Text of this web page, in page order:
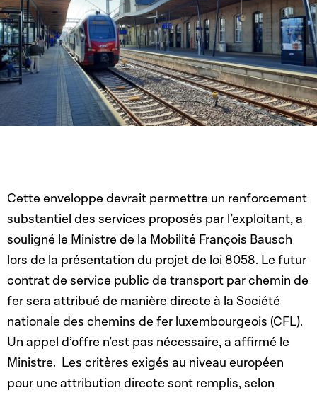
Cette enveloppe devrait permettre un renforcement
substantiel des services proposés par l’exploitant, a
souligné le Ministre de la Mobilité François Bausch
lors de la présentation du projet de loi 8058. Le futur
contrat de service public de transport par chemin de
fer sera attribué de manière directe à la Société
nationale des chemins de fer luxembourgeois (CFL).
Un appel d’offre n’est pas nécessaire, a affirmé le
Ministre. Les critères exigés au niveau européen
pour une attribution directe sont remplis, selon